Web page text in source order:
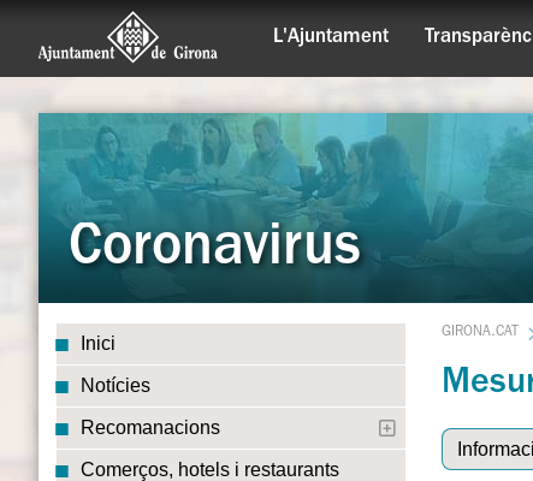
L'Ajuntament
Coronavirus
Inici
Notícies
Recomanacions
Comerços, hotels i restaurants
GIRONA.CAT